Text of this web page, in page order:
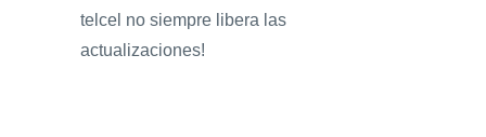
telcel no siempre libera las
actualizaciones!